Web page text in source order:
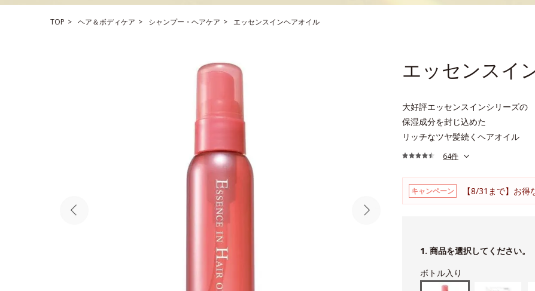
TOP ヘア＆ボディケア シャンプー・ヘアケア エッセンスインヘアオイル
エッセンスイ
大好評エッセンスインシリーズの
保湿成分を封じ込めた
リッチなツヤ髪続くヘアオイル
64件
キャンペーン 【8/31まで】お得
1. 商品を選択してください。
ボトル入り